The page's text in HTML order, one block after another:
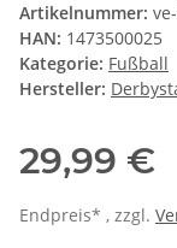
Artikelnummer:
HAN: 1473500025
Kategorie: Fußball
Hersteller:
29,99 €
Endpreis* , zzgl.